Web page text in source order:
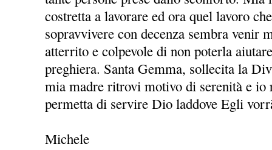
costretta a lavorare ed ora quel lavoro
sopravvivere con decenza sembra venir
atterrito e colpevole di non poterla
preghiera. Santa Gemma, sollecita la
mia madre ritrovi motivo di serenità e
permetta di servire Dio laddove Egli
Michele